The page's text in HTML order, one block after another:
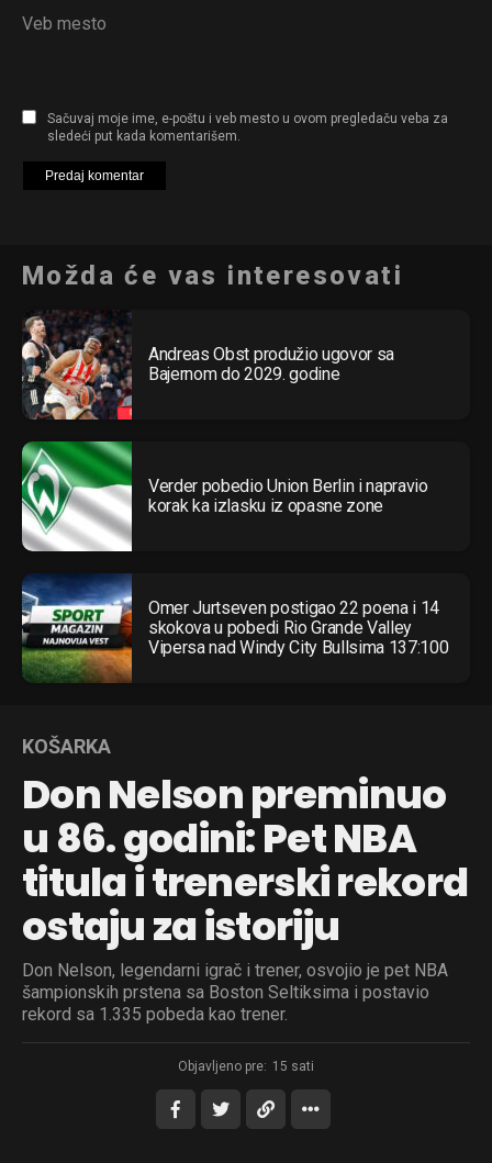
Veb mesto
Sačuvaj moje ime, e-poštu i veb mesto u ovom pregledaču veba za
sledeći put kada komentarišem.
Možda će vas interesovati
Andreas Obst produžio ugovor sa
Bajernom do 2029. godine
Verder pobedio Union Berlin i napravio
korak ka izlasku iz opasne zone
Omer Jurtseven postigao 22 poena i 14
skokova u pobedi Rio Grande Valley
Vipersa nad Windy City Bullsima 137:100
KOŠARKA
Don Nelson preminuo
u 86. godini: Pet NBA
titula i trenerski rekord
ostaju za istoriju
Don Nelson, legendarni igrač i trener, osvojio je pet NBA
šampionskih prstena sa Boston Seltiksima i postavio
rekord sa 1.335 pobeda kao trener.
Objavljeno pre: 15 sati